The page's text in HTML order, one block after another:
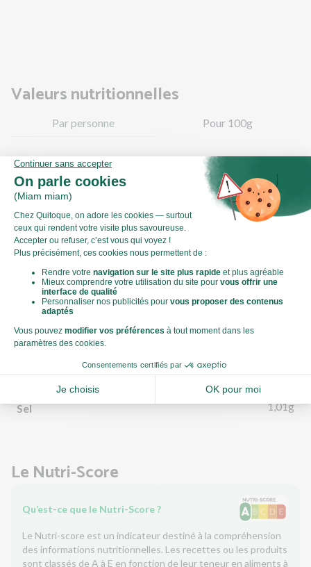
Valeurs nutritionnelles
Par personne Pour 100g
Énergie (kJ)
Énergie (kCal) 172kCal
Matières grasses 10,99g
dont acides gras saturés
Glucides 11,69g
dont sucre
Fibres
Protéines 4,99g
Sel 1,01g
Le Nutri-Score
Qu’est-ce que le Nutri-Score ?
Le Nutri-score est un indicateur destiné à la compréhension
des informations nutritionnelles. Les recettes ou les produits
sont classés de A à E en fonction de leur teneur en aliments à